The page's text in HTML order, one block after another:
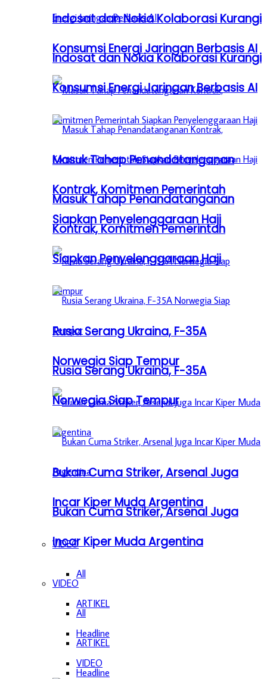
Indosat dan Nokia Kolaborasi Kurangi
Konsumsi Energi Jaringan Berbasis AI
Masuk Tahap Penandatanganan
Kontrak, Komitmen Pemerintah
Siapkan Penyelenggaraan Haji
Rusia Serang Ukraina, F-35A
Norwegia Siap Tempur
Bukan Cuma Striker, Arsenal Juga
Incar Kiper Muda Argentina
VIDEO
All
ARTIKEL
Headline
VIDEO
Indosat dan Nokia Kolaborasi Kurangi
Konsumsi Energi Jaringan Berbasis AI
Masuk Tahap Penandatanganan
Kontrak, Komitmen Pemerintah
Siapkan Penyelenggaraan Haji
Rusia Serang Ukraina, F-35A
Norwegia Siap Tempur
Bukan Cuma Striker, Arsenal Juga
Incar Kiper Muda Argentina
VIDEO
All
ARTIKEL
Headline